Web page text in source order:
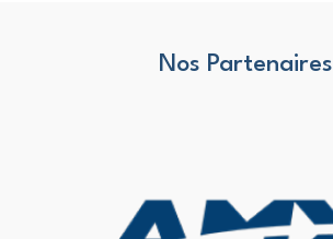
Nos Partenaires